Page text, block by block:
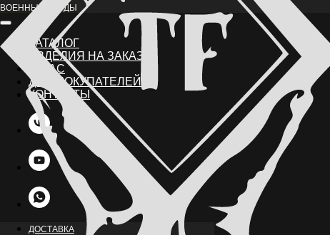
ВОЕННЫЕ НАРДЫ
КАТАЛОГ
ИЗДЕЛИЯ НА ЗАКАЗ
О НАС
ДЛЯ ПОКУПАТЕЛЕЙ
КОНТАКТЫ
ДОСТАВКА